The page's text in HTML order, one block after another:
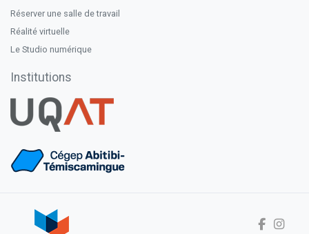
Réserver une salle de travail
Réalité virtuelle
Le Studio numérique
Institutions